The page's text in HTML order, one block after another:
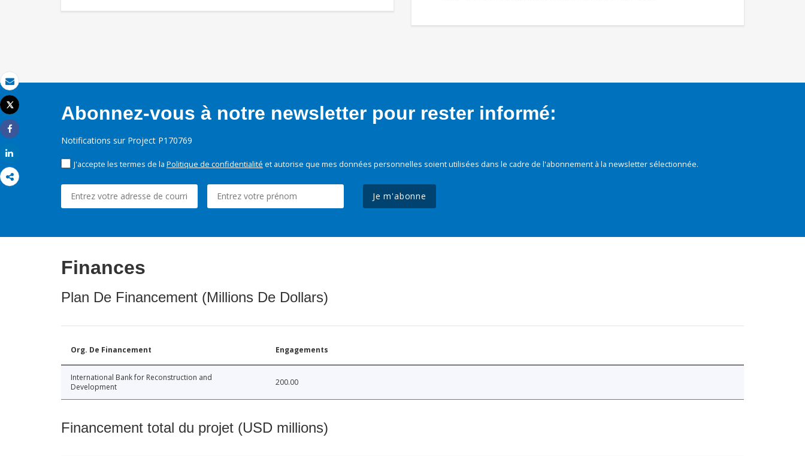
Email
Imprimer
Tweet
Share
Abonnez-vous à notre newsletter pour rester informé:
Notifications sur Project P170769
J'accepte les termes de la Politique de confidentialité et autorise que mes données personnelles soient utilisées dans le cadre de l'abonnement à la newsletter sélectionnée.
Je m'abonne
Finances
Plan De Financement (Millions De Dollars)
Org. De Financement Engagements
International Bank for Reconstruction and
Development
200.00
Financement total du projet (USD millions)